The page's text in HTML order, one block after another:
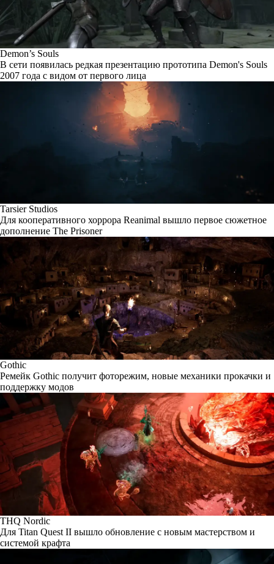
Demon’s Souls
В сети появилась редкая презентацию прототипа Demon's Souls
2007 года с видом от первого лица
Tarsier Studios
Для кооперативного хоррора Reanimal вышло первое сюжетное
дополнение The Prisoner
Gothic
Ремейк Gothic получит фоторежим, новые механики прокачки и
поддержку модов
THQ Nordic
Для Titan Quest II вышло обновление с новым мастерством и
системой крафта